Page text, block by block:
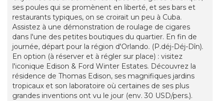
ses poules qui se promènent en liberté, et ses bars et
restaurants typiques, on se croirait un peu à Cuba.
Assistez à une démonstration de roulage de cigares
dans l'une des petites boutiques du quartier. En fin de
journée, départ pour la région d'Orlando. (P.déj-Déj-Dîn).
En option (à réserver et à régler sur place) : visitez
l'iconique Edison & Ford Winter Estates. Découvrez la
résidence de Thomas Edison, ses magnifiques jardins
tropicaux et son laboratoire où certaines de ses plus
grandes inventions ont vu le jour (env. 30 USD/pers.).